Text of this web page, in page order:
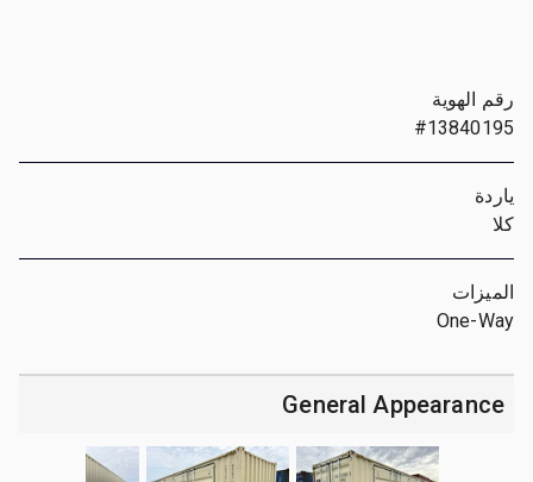
رقم الهوية
#13840195
ياردة
كلا
الميزات
One-Way
General Appearance